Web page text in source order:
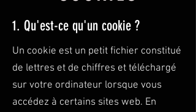
1. Qu'est-ce qu'un cookie ?
Un cookie est un petit fichier constitué
de lettres et de chiffres et téléchargé
sur votre ordinateur lorsque vous
accédez à certains sites web. En